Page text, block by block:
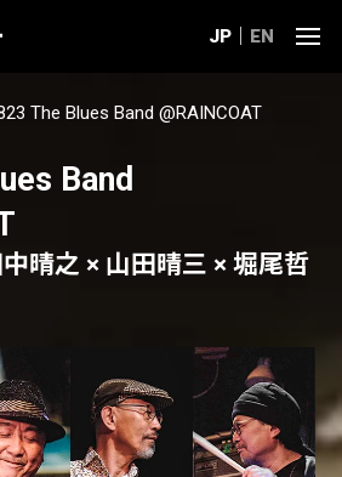
JP EN
The Blues Band @RAINCOAT
Band
晴之 × 山田晴三 × 堀尾哲